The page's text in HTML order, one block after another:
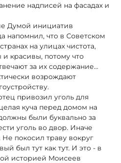
надписей на фасадах и
Думой инициатив
напомнил, что в Советском
на улицах чистота,
красивы, потому что
за их содержание…
возрождают
привозил уголь для
куча перед домом на
были буквально за
уголь во двор. Иначе
покосил траву вокруг
был тут как тут. И это - в
историей Моисеев